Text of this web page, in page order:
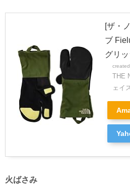
[ザ・
ブ
グリ
THE
ェイ
火ばさみ